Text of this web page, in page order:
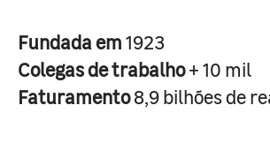
Fundada em1923
Colegas de trabalho+ 10 mil
Faturamento8,9 bilhões de